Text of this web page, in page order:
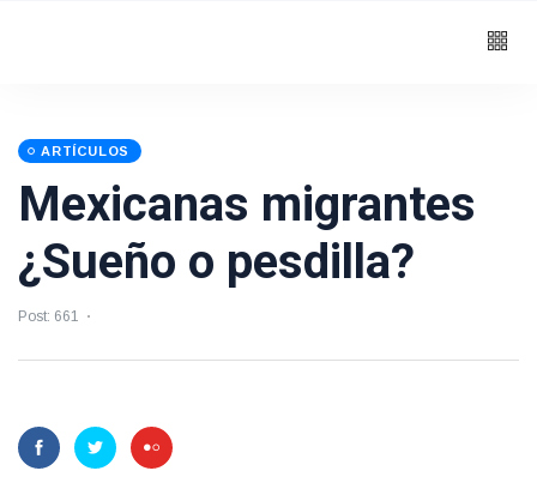
ARTÍCULOS
Mexicanas migrantes
¿Sueño o pesdilla?
Post: 661